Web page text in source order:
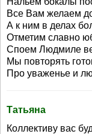
Все Вам желаем
А к ним в делах
Отметим славно
Споем Людмиле
Мы повторять
Про уваженье и
Татьяна
Коллективу вас